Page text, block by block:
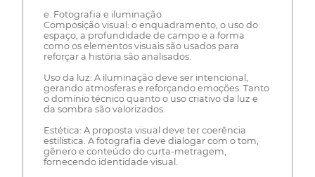
e. Fotografia e iluminação
Composição visual: o enquadramento, o uso do
espaço, a profundidade de campo e a forma
como os elementos visuais são usados para
reforçar a história são analisados.
Uso da luz: A iluminação deve ser intencional,
gerando atmosferas e reforçando emoções. Tanto
o domínio técnico quanto o uso criativo da luz e
da sombra são valorizados.
Estética: A proposta visual deve ter coerência
estilística. A fotografia deve dialogar com o tom,
gênero e conteúdo do curta-metragem,
fornecendo identidade visual.